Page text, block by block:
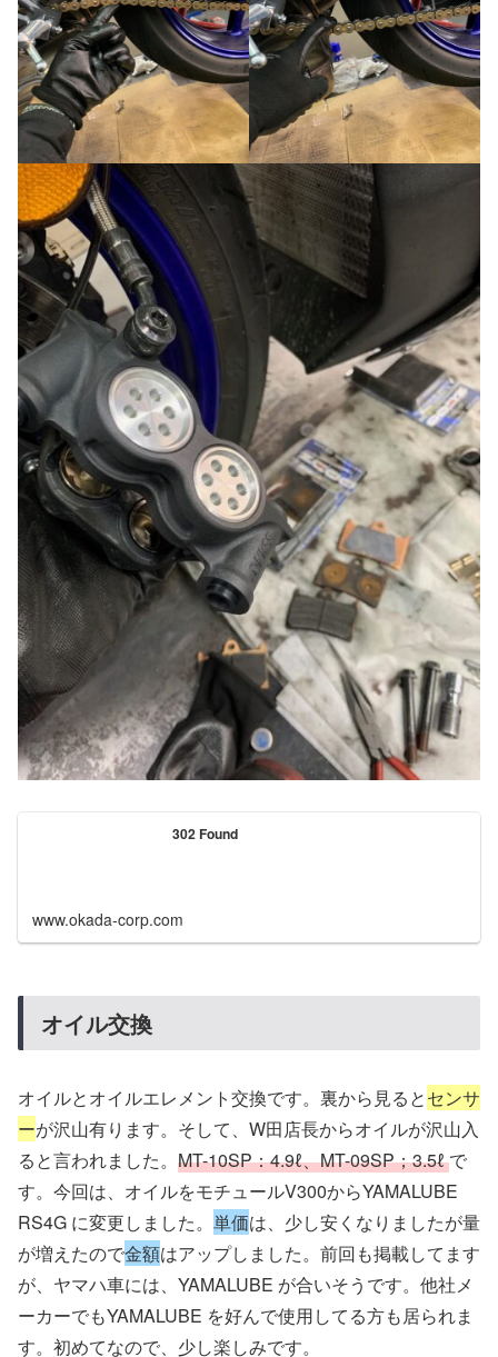
302 Found
www.okada-corp.com
オイル交換
オイルとオイルエレメント交換です。裏から見るとセンサ
ーが沢山有ります。そして、W田店長からオイルが沢山入
ると言われました。 MT-10SP：4.9ℓ、MT-09SP；3.5ℓで
す。今回は、オイルをモチュールV300からYAMALUBE
RS4G に変更しました。 単価は、少し安くなりましたが量
が増えたので金額はアップしました。前回も掲載してます
が、ヤマハ車には、YAMALUBE が合いそうです。他社メ
ーカーでもYAMALUBE を好んで使用してる方も居られま
す。初めてなので、少し楽しみです。